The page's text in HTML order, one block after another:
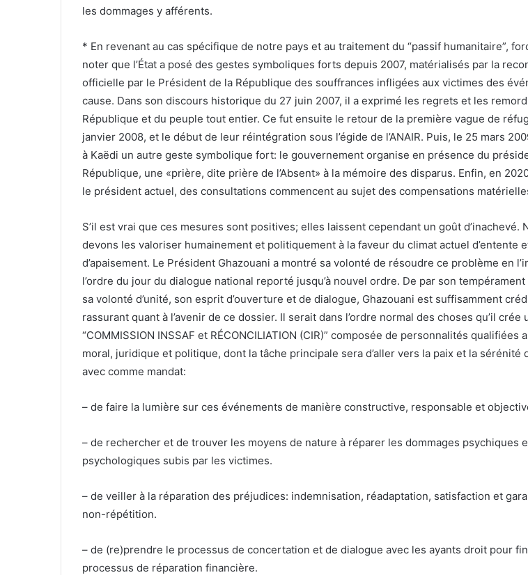
les dommages y afférents.
* En revenant au cas spécifique de notre pays et au traitement du “passif humanitaire”,
noter que l’État a posé des gestes symboliques forts depuis 2007, matérialisés par la
officielle par le Président de la République des souffrances infligées aux victimes des
cause. Dans son discours historique du 27 juin 2007, il a exprimé les regrets et les
République et du peuple tout entier. Ce fut ensuite le retour de la première vague de
janvier 2008, et le début de leur réintégration sous l’égide de l’ANAIR. Puis, le 25 mars
à Kaëdi un autre geste symbolique fort: le gouvernement organise en présence du
République, une «prière, dite prière de l’Absent» à la mémoire des disparus. Enfin, en
le président actuel, des consultations commencent au sujet des compensations
S’il est vrai que ces mesures sont positives; elles laissent cependant un goût d’inachevé.
devons les valoriser humainement et politiquement à la faveur du climat actuel d’entente
d’apaisement. Le Président Ghazouani a montré sa volonté de résoudre ce problème en
l’ordre du jour du dialogue national reporté jusqu’à nouvel ordre. De par son
sa volonté d’unité, son esprit d’ouverture et de dialogue, Ghazouani est suffisamment
rassurant quant à l’avenir de ce dossier. Il serait dans l’ordre normal des choses qu’il crée
“COMMISSION INSSAF et RÉCONCILIATION (CIR)” composée de personnalités qualifiées
moral, juridique et politique, dont la tâche principale sera d’aller vers la paix et la sérénité
avec comme mandat:
– de faire la lumière sur ces événements de manière constructive, responsable et
– de rechercher et de trouver les moyens de nature à réparer les dommages psychiques
psychologiques subis par les victimes.
– de veiller à la réparation des préjudices: indemnisation, réadaptation, satisfaction et
non-répétition.
– de (re)prendre le processus de concertation et de dialogue avec les ayants droit pour
processus de réparation financière.